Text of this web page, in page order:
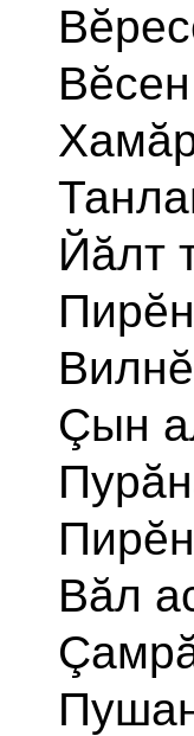
Йăлт
Çын
Вăл